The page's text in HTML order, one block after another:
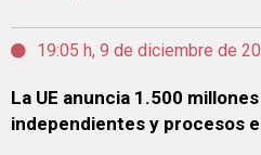
19:05 h, 9 de diciembre de
La UE anuncia 1.500
independientes y procesos